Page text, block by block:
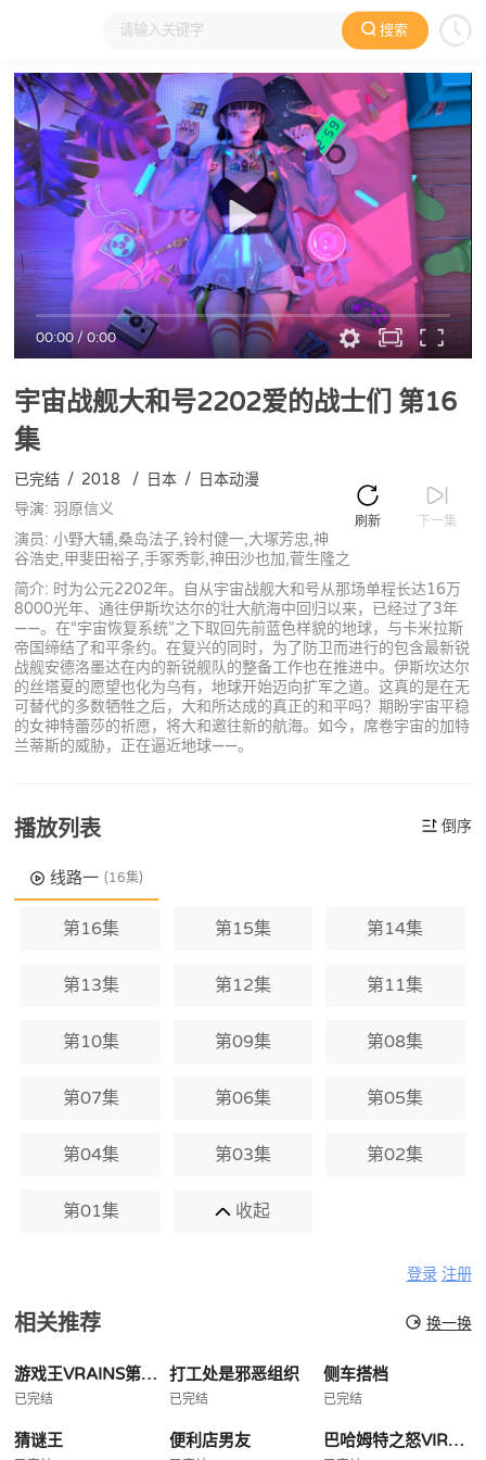
搜索
大家在看 日本动漫 国产动漫 欧美动漫 动漫电影
00:00/0:00
宇宙战舰大和号2202爱的战士们 第16
集
下一集
刷新
已完结 / 2018 / 日本 / 日本动漫
导演: 羽原信义
演员: 小野大辅,桑岛法子,铃村健一,大塚芳忠,神
谷浩史,甲斐田裕子,手冢秀彰,神田沙也加,菅生隆之
简介: 时为公元2202年。自从宇宙战舰大和号从那场单程长达16万
8000光年、通往伊斯坎达尔的壮大航海中回归以来，已经过了3年
——。在“宇宙恢复系统”之下取回先前蓝色样貌的地球，与卡米拉斯
帝国缔结了和平条约。在复兴的同时，为了防卫而进行的包含最新锐
战舰安德洛墨达在内的新锐舰队的整备工作也在推进中。伊斯坎达尔
的丝塔夏的愿望也化为乌有，地球开始迈向扩军之道。这真的是在无
可替代的多数牺牲之后，大和所达成的真正的和平吗？期盼宇宙平稳
的女神特蕾莎的祈愿，将大和邀往新的航海。如今，席卷宇宙的加特
兰蒂斯的威胁，正在逼近地球——。
播放列表 倒序
线路一 (16集)
第16集 第15集 第14集
第13集 第12集 第11集
第10集 第09集 第08集
第07集 第06集 第05集
第04集 第03集 第02集
第01集 收起
登录 注册
相关推荐 换一换
游戏王VRAINS第六部
已完结
打工处是邪恶组织
已完结
侧车搭档
已完结
猜谜王 便利店男友 巴哈姆特之怒VIRGINSOUL